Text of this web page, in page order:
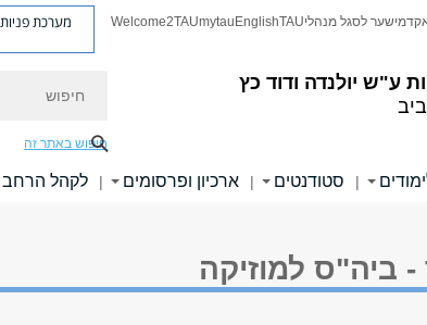
ע"ש יולנדה ודוד כץ
שער לסגל מנהליTAU
English
mytau
Welcome2TAU מערכת פניות
חיפוש באתר זה
| סטודנטים | ארכיון ופרסומים | לקהל הרחב
ביה"ס למוזיקה